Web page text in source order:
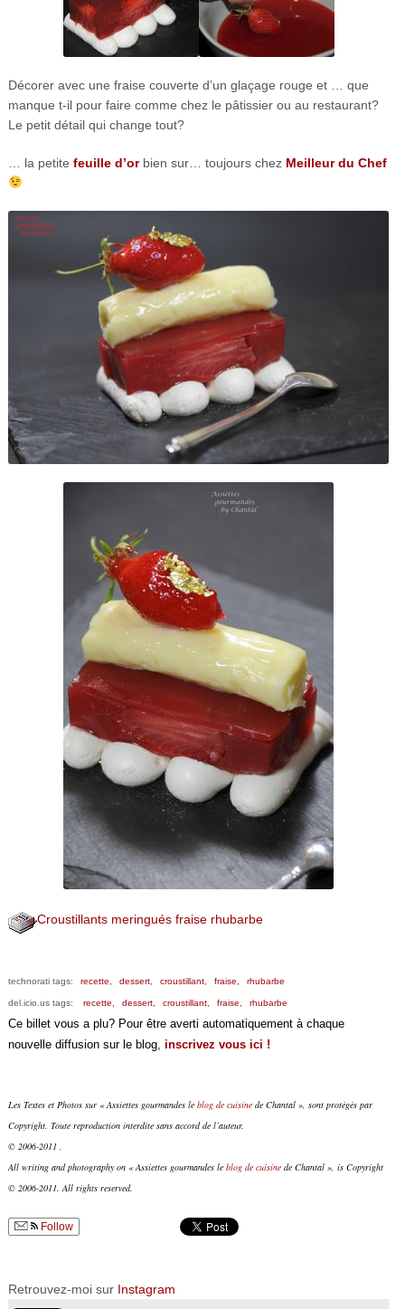
Décorer avec une fraise couverte d’un glaçage rouge et … que
manque t-il pour faire comme chez le pâtissier ou au restaurant?
Le petit détail qui change tout?
… la petite feuille d’orbien sur… toujours chez Meilleur du Chef
Croustillants meringués fraise rhubarbe
technorati tags: recette, dessert, croustillant, fraise, rhubarbe
del.icio.us tags: recette, dessert, croustillant, fraise, rhubarbe
Ce billet vous a plu? Pour être averti automatiquement à chaque
nouvelle diffusion sur le blog, inscrivez vous ici !
Les Textes et Photos sur « Assiettes gourmandes le blog de cuisinede Chantal », sont protégés par
Copyright. Toute reproduction interdite sans accord de l’auteur.
© 2006-2011 .
All writing and photography on « Assiettes gourmandes le blog de cuisinede Chantal », is Copyright
© 2006-2011. All rights reserved.
Follow
Retrouvez-moi sur Instagram